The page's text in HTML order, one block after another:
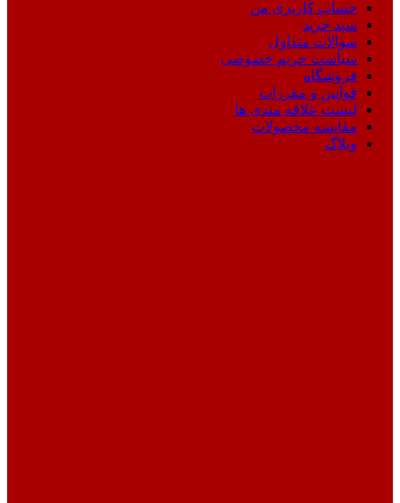
حساب کاربری من
سبد خرید
سوالات متداول
سیاست حریم خصوصی
فروشگاه
قوانین و مقررات
لیست علاقه مندی ها
مقایسه محصولات
وبلاگ